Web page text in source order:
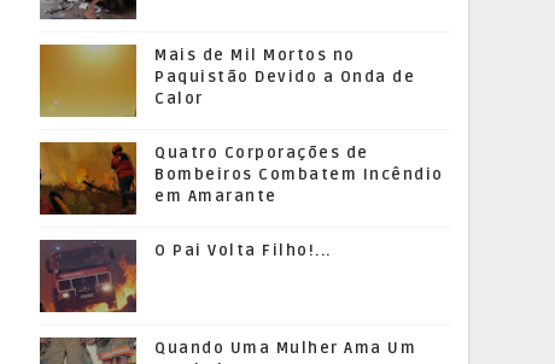
Mais de Mil Mortos no
Paquistão Devido a Onda de
Calor
Quatro Corporações de
Bombeiros Combatem Incêndio
em Amarante
O Pai Volta Filho!...
Quando Uma Mulher Ama Um